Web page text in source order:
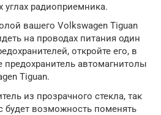
углах радиоприемника.
вашего Volkswagen Tiguan
на проводах питания один
откройте его, в
предохранитель автомагнитолы
Tiguan.
из прозрачного стекла, так
будет возможность поменять